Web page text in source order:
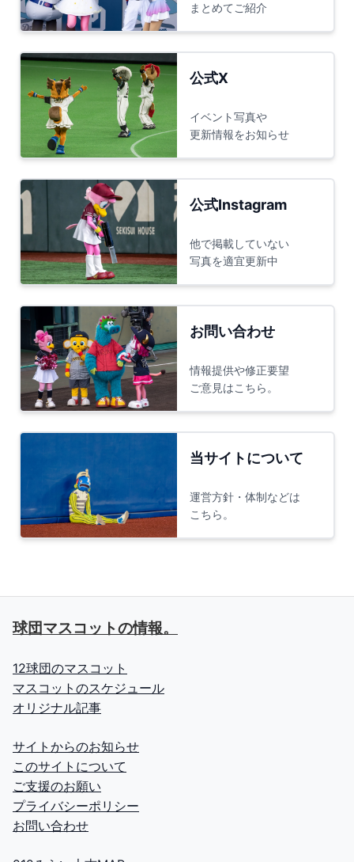
まとめてご紹介
公式X
イベント写真や
更新情報をお知らせ
公式Instagram
他で掲載していない
写真を適宜更新中
お問い合わせ
情報提供や修正要望
ご意見はこちら。
当サイトについて
運営方針・体制などは
こちら。
球団マスコットの情報。
12球団のマスコット
マスコットのスケジュール
オリジナル記事
サイトからのお知らせ
このサイトについて
ご支援のお願い
プライバシーポリシー
お問い合わせ